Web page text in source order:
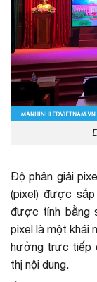
Độ phân giải
(pixel) được
được tính bằng
pixel là một khái
hưởng trực tiếp
thị nội dung.